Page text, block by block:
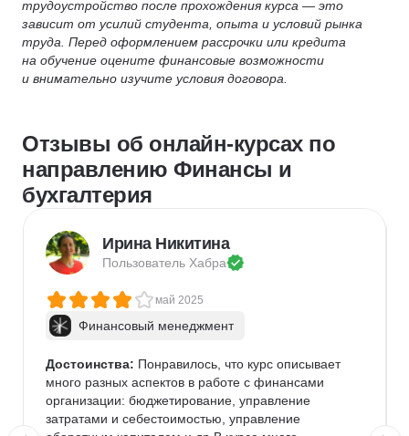
трудоустройство после прохождения курса — это
зависит от усилий студента, опыта и условий рынка
труда. Перед оформлением рассрочки или кредита
на обучение оцените финансовые возможности
и внимательно изучите условия договора.
Отзывы об онлайн-курсах по
направлению Финансы и
бухгалтерия
Ирина Никитина
Пользователь Хабра
май 2025
Финансовый менеджмент
Достоинства: Понравилось, что курс описывает
много разных аспектов в работе с финансами
организации: бюджетирование, управление
затратами и себестоимостью, управление